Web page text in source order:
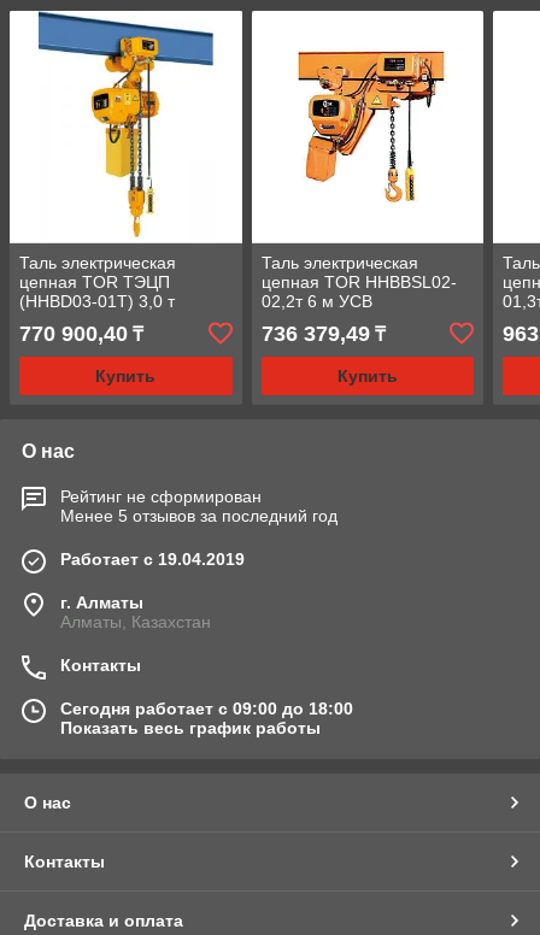
Таль электрическая
цепная TOR ТЭЦП
(HHBD03-01T) 3,0 т
770 900,40 ₸
Купить
Таль электрическая
цепная TOR HHBBSL02-
02,2т 6 м УСВ
736 379,49₸
Купить
О нас
Рейтинг не сформирован
Менее 5 отзывов за последний год
Работает с 19.04.2019
г. Алматы
Алматы, Казахстан
Контакты
Сегодня работает с 09:00 до 18:00
Показать весь график работы
О нас
Контакты
Доставка и оплата